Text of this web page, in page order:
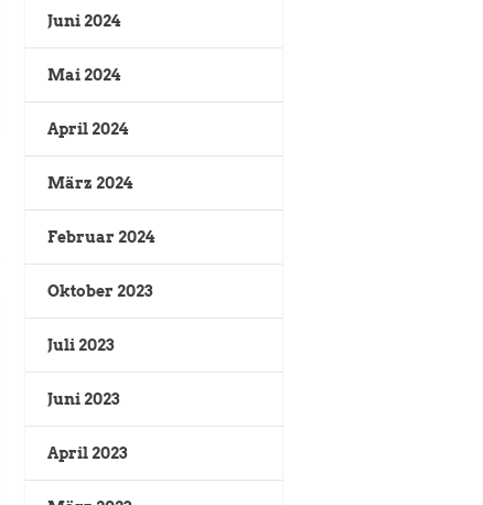
Juni 2024
Mai 2024
April 2024
März 2024
Februar 2024
Oktober 2023
Juli 2023
Juni 2023
April 2023